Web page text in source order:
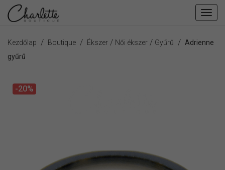
Kezdőlap / Boutique / Ékszer / Női ékszer / Gyűrű / Adrienne
gyűrű
-20%